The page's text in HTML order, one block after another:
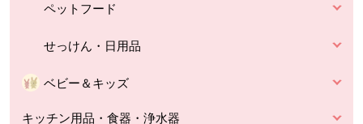
ペットフード
せっけん・日用品
ベビー＆キッズ
キッチン用品・食器・浄水器